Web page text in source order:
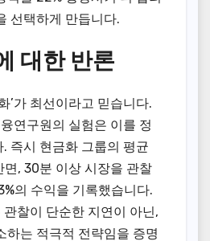
선택하게 만듭니다.
대한 반론
’가 최선이라고 믿습니다.
연구원의 실험은 이를 정
즉시 현금화 그룹의 평균
면, 30분 이상 시장을 관찰
의 수익을 기록했습니다.
관찰이 단순한 지연이 아닌,
하는 적극적 전략임을 증명